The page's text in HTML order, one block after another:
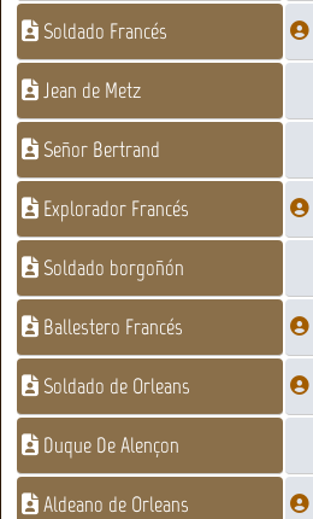
Soldado Francés
Jean de Metz
Señor Bertrand
Explorador Francés
Soldado borgoñón
Ballestero Francés
Soldado de Orleans
Duque De Alençon
Aldeano de Orleans